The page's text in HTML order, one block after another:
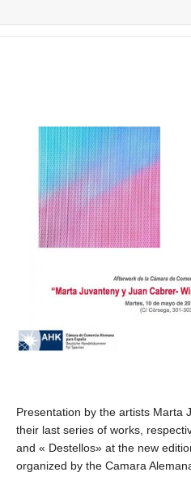
Presentation by the artists Marta
their last series of works,
and « Destellos» at the new
organized by the Camara